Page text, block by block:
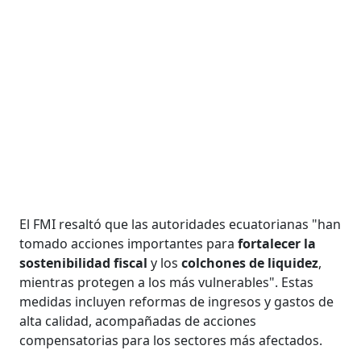
El FMI resaltó que las autoridades ecuatorianas "han
tomado acciones importantes para fortalecer la
sostenibilidad fiscaly loscolchones de liquidez,
mientras protegen a los más vulnerables". Estas
medidas incluyen reformas de ingresos y gastos de
alta calidad, acompañadas de acciones
compensatorias para los sectores más afectados.